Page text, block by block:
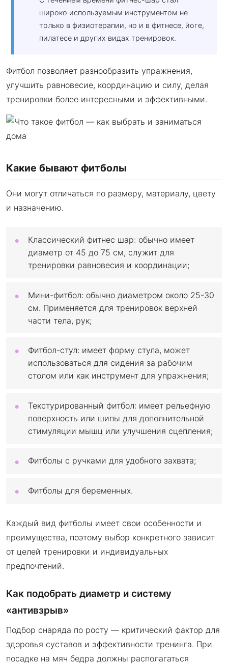
широко используемым инструментом не
только в физиотерапии, но и в фитнесе, йоге,
пилатесе и других видах тренировок.
Фитбол позволяет разнообразить упражнения,
улучшить равновесие, координацию и силу, делая
тренировки более интересными и эффективными.
Какие бывают фитболы
Они могут отличаться по размеру, материалу, цвету
и назначению.
Классический фитнес шар: обычно имеет
диаметр от 45 до 75 см, служит для
тренировки равновесия и координации;
Мини-фитбол: обычно диаметром около 25-30
см. Применяется для тренировок верхней
части тела, рук;
Фитбол-стул: имеет форму стула, может
использоваться для сидения за рабочим
столом или как инструмент для упражнения;
Текстурированный фитбол: имеет рельефную
поверхность или шипы для дополнительной
стимуляции мышц или улучшения сцепления;
Фитболы с ручками для удобного захвата;
Фитболы для беременных.
Каждый вид фитболы имеет свои особенности и
преимущества, поэтому выбор конкретного зависит
от целей тренировки и индивидуальных
предпочтений.
Как подобрать диаметр и систему
«антивзрыв»
Подбор снаряда по росту — критический фактор для
здоровья суставов и эффективности тренинга. При
посадке на мяч бедра должны располагаться